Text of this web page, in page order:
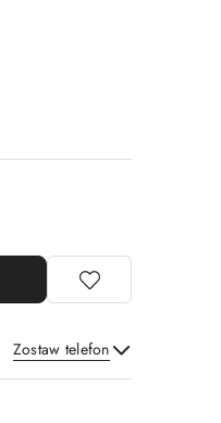
Zostaw telefon
Wyślij